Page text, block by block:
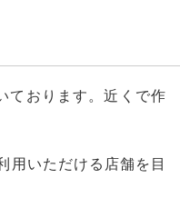
ております。近くで作
用いただける店舗を目